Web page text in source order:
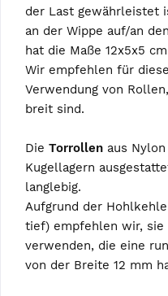
der Last gewährleistet
an der Wippe auf/an
hat die Maße 12x5x5
Wir empfehlen für
Verwendung von
breit sind.
Die Torrollen aus
Kugellagern
langlebig.
Aufgrund der
tief) empfehlen wir, sie
verwenden, die eine
von der Breite 12 mm